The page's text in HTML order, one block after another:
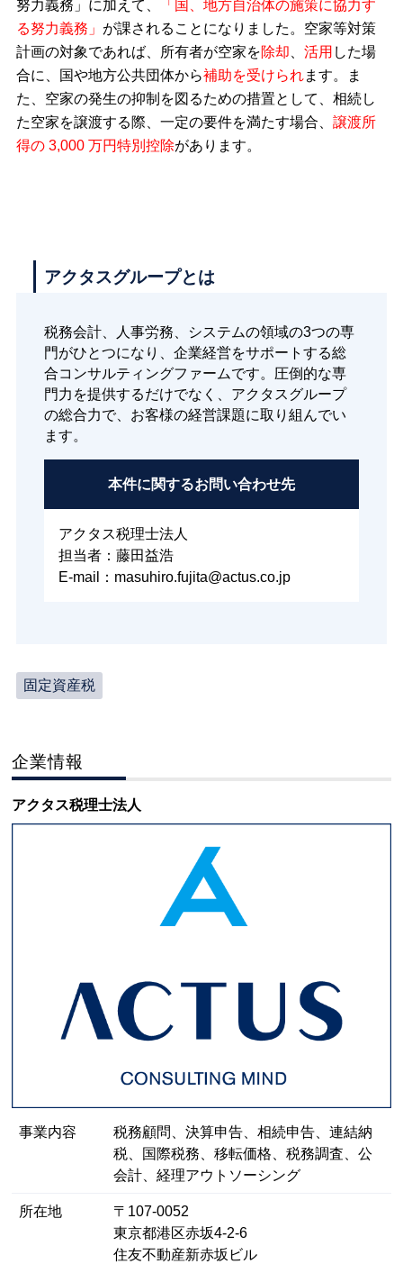
努力義務」に加えて、
「国、地方自治体の施策に協力す
る努力義務」 が課されることになりました。空家等対策
計画の対象であれば、所有者が空家を除却 活用 した場
合に、国や地方公共団体から補助を受けられます。ま
た、空家の発生の抑制を図るための措置として、相続し
た空家を譲渡する際、一定の要件を満たす場合、 譲渡所
得の 3,000 万円特別控除があります。
アクタスグループとは
税務会計、人事労務、システムの領域の3つの専
門がひとつになり、企業経営をサポートする総
合コンサルティングファームです。圧倒的な専
門力を提供するだけでなく、アクタスグループ
の総合力で、お客様の経営課題に取り組んでい
ます。
本件に関するお問い合わせ先
アクタス税理士法人
担当者：藤田益浩
E-mail：masuhiro.fujita@actus.co.jp
固定資産税
企業情報
アクタス税理士法人
事業内容
税務顧問、決算申告、相続申告、連結納
税、国際税務、移転価格、税務調査、公
会計、経理アウトソーシング
所在地
〒107-0052
東京都港区⾚坂4-2-6
住友不動産新赤坂ビル